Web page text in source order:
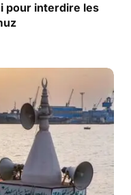
pour interdire les